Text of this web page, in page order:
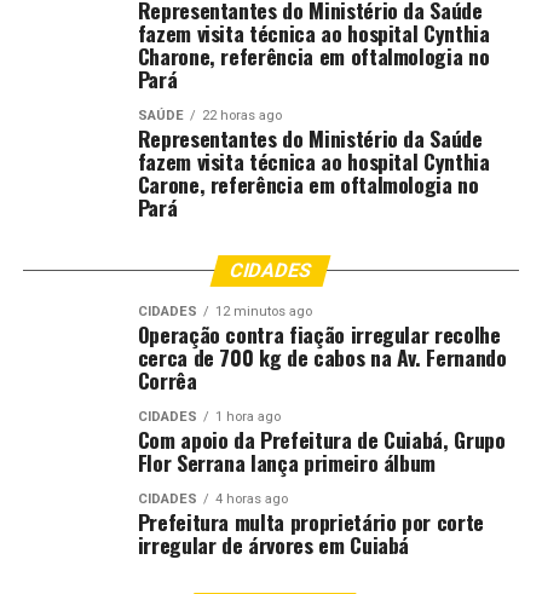
nós policiais, que estamos nas ruas defendendo a
sociedade”, completou ele.
Além do sargento Amiky, receberam a condecoração por
atuação na mesma ocorrência o sargento Eloi e os cabos
Wagner Santos, Marques e Renata.
O governador do Estado, Otaviano Pivetta, destacou que
policiais. “Gratidão a homens e mulheres que vãos às
ruas, a qualquer dia e hora, com coragem e consciência
de cidadãos do cumprimento do seu dever. Cidadãos que
vão a lugares que ninguém quer ir para defender a
sociedade”, analisou o governador.
Para a secretária de Segurança, coronel Susane
Tamanho, a entrega de medalhas, em um ato como esse
do qual o governador Pivetta participou, é uma maneira
de tornar público o reconhecimento de ações civis e do
trabalho dos policiais que estão nas ruas.
Representantes do Ministério da Saúde
fazem visita técnica ao hospital Cynthia
Charone, referência em oftalmologia no
Pará
SAÚDE 22 horas ago
Representantes do Ministério da Saúde
fazem visita técnica ao hospital Cynthia
Carone, referência em oftalmologia no
Pará
CIDADES
CIDADES 12 minutos ago
Operação contra fiação irregular recolhe
cerca de 700 kg de cabos na Av. Fernando
Corrêa
CIDADES 1 hora ago
Com apoio da Prefeitura de Cuiabá, Grupo
Flor Serrana lança primeiro álbum
CIDADES 4 horas ago
Prefeitura multa proprietário por corte
irregular de árvores em Cuiabá